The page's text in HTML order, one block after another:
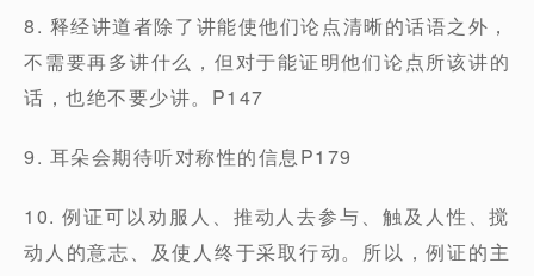
8. 释经讲道者除了讲能使他们论点清晰的话语之外，
不需要再多讲什么，但对于能证明他们论点所该讲的
话，也绝不要少讲。P147
9. 耳朵会期待听对称性的信息P179
10. 例证可以劝服人、推动人去参与、触及人性、搅
动人的意志、及使人终于采取行动。所以，例证的主